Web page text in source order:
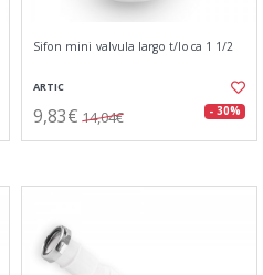
Sifon mini valvula largo t/loca 1 1/2
ARTIC
9,83€ 14,04€ - 30%